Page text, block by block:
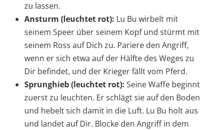
zu lassen.
Ansturm (leuchtet rot): Lu Bu wirbelt mit
seinem Speer über seinem Kopf und stürmt mit
seinem Ross auf Dich zu. Pariere den Angriff,
wenn er sich etwa auf der Hälfte des Weges zu
Dir befindet, und der Krieger fällt vom Pferd.
Sprunghieb (leuchtet rot): Seine Waffe beginnt
zuerst zu leuchten. Er schlägt sie auf den Boden
und hebelt sich damit in die Luft. Lu Bu holt aus
und landet auf Dir. Blocke den Angriff in dem